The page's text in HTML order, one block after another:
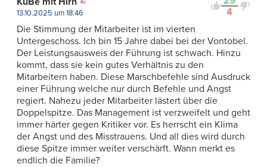
4
13.10.2025 um 18:46
Die Stimmung der Mitarbeiter ist im vierten
Untergeschoss. Ich bin 15 Jahre dabei bei der Vontobel.
Der Leistungsausweis der Führung ist schwach. Hinzu
kommt, dass sie kein gutes Verhältnis zu den
Mitarbeitern haben. Diese Marschbefehle sind Ausdruck
einer Führung welche nur durch Befehle und Angst
regiert. Nahezu jeder Mitarbeiter lästert über die
Doppelspitze. Das Management ist verzweifelt und geht
immer härter gegen Kritiker vor. Es herrscht ein Klima
der Angst und des Misstrauens. Und all dies wird durch
diese Spitze immer weiter verschärft. Wann merkt es
endlich die Familie?